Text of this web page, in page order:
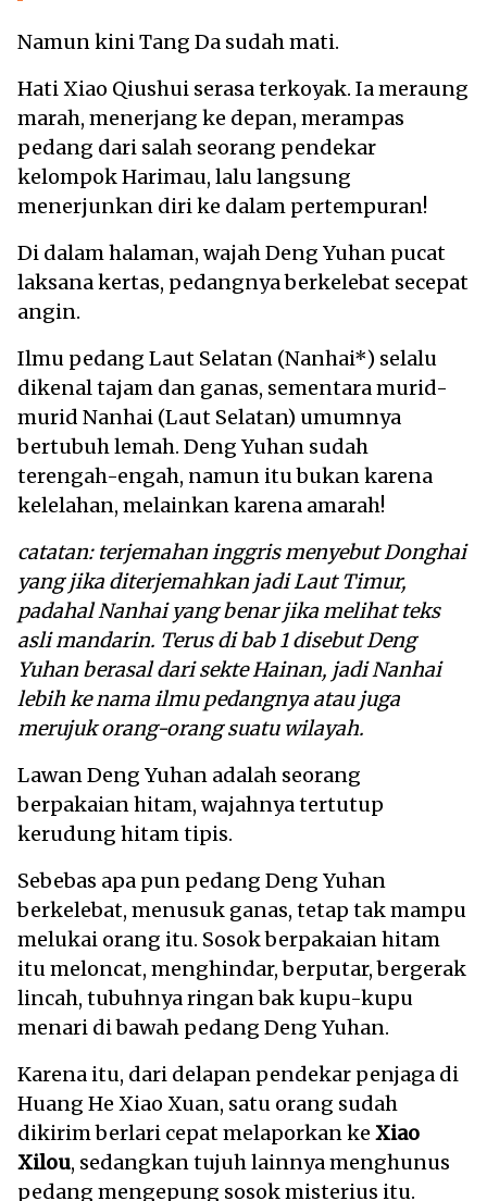
Namun kini Tang Da sudah mati.
Hati Xiao Qiushui serasa terkoyak. Ia meraung
marah, menerjang ke depan, merampas
pedang dari salah seorang pendekar
kelompok Harimau, lalu langsung
menerjunkan diri ke dalam pertempuran!
Di dalam halaman, wajah Deng Yuhan pucat
laksana kertas, pedangnya berkelebat secepat
angin.
Ilmu pedang Laut Selatan (Nanhai*) selalu
dikenal tajam dan ganas, sementara murid-
murid Nanhai (Laut Selatan) umumnya
bertubuh lemah. Deng Yuhan sudah
terengah-engah, namun itu bukan karena
kelelahan, melainkan karena amarah!
catatan: terjemahan inggris menyebut Donghai
yang jika diterjemahkan jadi Laut Timur,
padahal Nanhai yang benar jika melihat teks
asli mandarin. Terus di bab 1 disebut Deng
Yuhan berasal dari sekte Hainan, jadi Nanhai
lebih ke nama ilmu pedangnya atau juga
merujuk orang-orang suatu wilayah.
Lawan Deng Yuhan adalah seorang
berpakaian hitam, wajahnya tertutup
kerudung hitam tipis.
Sebebas apa pun pedang Deng Yuhan
berkelebat, menusuk ganas, tetap tak mampu
melukai orang itu. Sosok berpakaian hitam
itu meloncat, menghindar, berputar, bergerak
lincah, tubuhnya ringan bak kupu-kupu
menari di bawah pedang Deng Yuhan.
Karena itu, dari delapan pendekar penjaga di
Huang He Xiao Xuan, satu orang sudah
dikirim berlari cepat melaporkan ke Xiao
Xilou, sedangkan tujuh lainnya menghunus
pedang mengepung sosok misterius itu.